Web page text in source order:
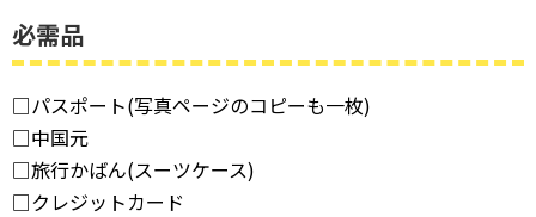
必需品
□パスポート(写真ページのコピーも一枚)
□中国元
□旅行かばん(スーツケース)
□クレジットカード
中国語上達ガイド
西安ブログ・旅行記
中国との交流
bilibili攻略